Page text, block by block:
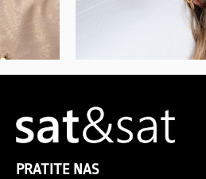
PRATITE NAS